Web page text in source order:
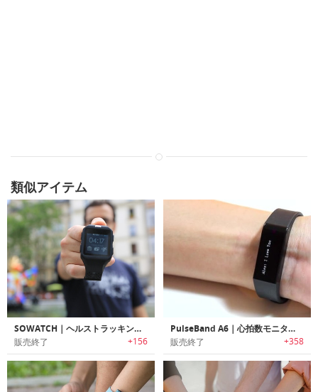
類似アイテム
SOWATCH｜ヘルストラッキング機能搭載スマートウォッチ「ソーウォッチ 」
販売終了 +156
PulseBand A6｜心拍数モニター搭載低価格多機能スマートバンド「パルスバンド」
販売終了 +358